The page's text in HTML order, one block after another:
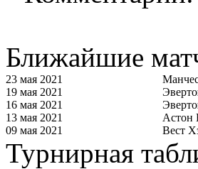
Ближайшие
23 мая 2021
19 мая 2021
16 мая 2021
13 мая 2021
Астон
09 мая 2021
Вест
Турнирная